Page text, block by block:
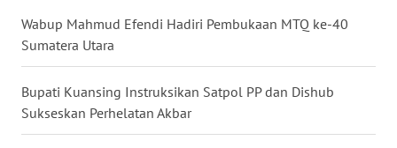
Wabup Mahmud Efendi Hadiri Pembukaan MTQ ke-40
Sumatera Utara
Bupati Kuansing Instruksikan Satpol PP dan Dishub
Sukseskan Perhelatan Akbar
WN
GORONTALO
WN
SULUT